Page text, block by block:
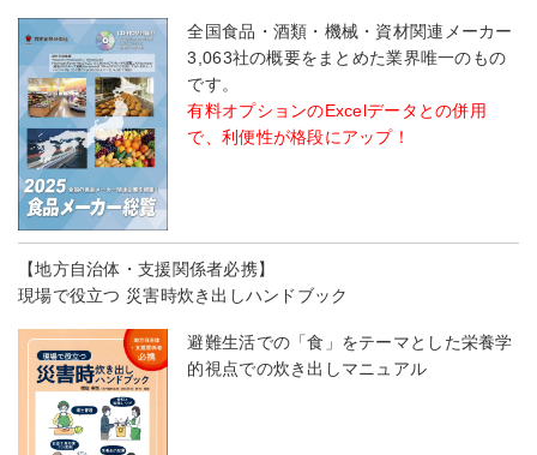
全国食品・酒類・機械・資材関連メーカー
3,063社の概要をまとめた業界唯一のもの
です。
有料オプションのExcelデータとの併用
で、利便性が格段にアップ！
【地方自治体・支援関係者必携】
現場で役立つ 災害時炊き出しハンドブック
避難生活での「食」をテーマとした栄養学
的視点での炊き出しマニュアル